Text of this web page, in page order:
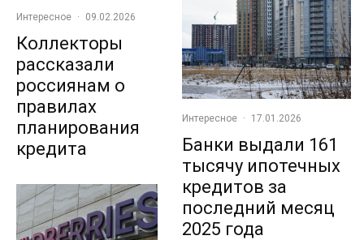
Интересное · 09.02.2026
Коллекторы
рассказали
россиянам о
правилах
планирования
кредита
Интересное · 17.01.2026
Банки выдали 161
тысячу ипотечных
кредитов за
последний месяц
2025 года